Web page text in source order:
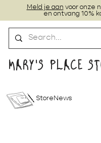
MARY'S PLACE
StoreNews
Meld je aan voor onze
en ontvang 10%